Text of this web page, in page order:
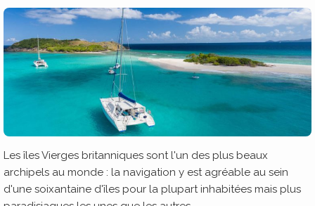
Les îles Vierges britanniques sont l'un des plus beaux
archipels au monde : la navigation y est agréable au sein
d'une soixantaine d'îles pour la plupart inhabitées mais plus